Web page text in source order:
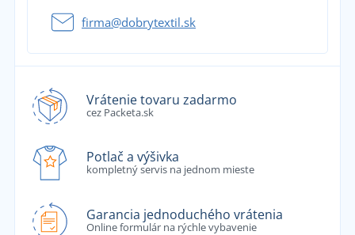
firma@dobrytextil.sk
Vrátenie tovaru zadarmo
cez Packeta.sk
Potlač a výšivka
kompletný servis na jednom mieste
Garancia jednoduchého vrátenia
Online formulár na rýchle vybavenie